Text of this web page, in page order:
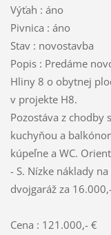
Výťah : áno
Pivnica : áno
Stav : novostavba
Popis : Predáme
Hliny 8 o obytnej
v projekte H8.
Pozostáva z chodby
kuchyňou a
kúpeľne a WC.
- S. Nízke náklady
dvojgaráž za
Cena : 121.000,- €